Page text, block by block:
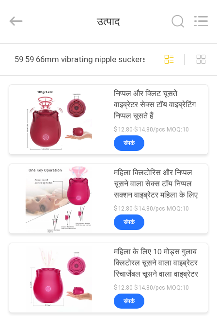
उत्पादों
वीआर
दिखाएँ
हमारे
कारखाना
भ्रमण
गुणवत्ता
नियंत्रण
SESKOM
TECHNOLOGY
Rights
उत्पाद
59 59 66mm vibrating nipple suckers ऑनलाइन निर्माण
निप्पल और क्लिट चूसते
वाइब्रेटर सेक्स टॉय वाइब्रेटिंग
निप्पल चूसते हैं
$12.80-$14.80/pcs MOQ:10
संपर्क
महिला क्लिटोरिस और निप्पल
चूसने वाला सेक्स टॉय निप्पल
सक्शन वाइब्रेटर महिला के लिए
$12.80-$14.80/pcs MOQ:10
संपर्क
महिला के लिए 10 मोड्स गुलाब
क्लिटोरल चूसने वाला वाइब्रेटर
रिचार्जेबल चूसने वाला वाइब्रेटर
$12.80-$14.80/pcs MOQ:10
संपर्क